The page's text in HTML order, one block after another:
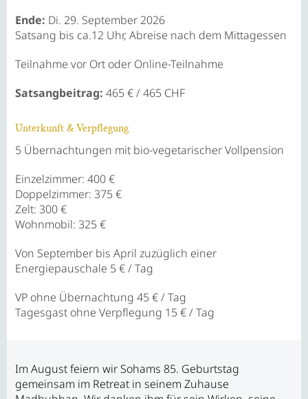
Ende: Di. 29. September 2026
Satsang bis ca.12 Uhr, Abreise nach dem Mittagessen
Teilnahme vor Ort oder Online-Teilnahme
Satsangbeitrag: 465 € / 465 CHF
Unterkunft & Verpflegung
5 Übernachtungen mit bio-vegetarischer Vollpension
Einzelzimmer: 400 €
Doppelzimmer: 375 €
Zelt: 300 €
Wohnmobil: 325 €
Von September bis April zuzüglich einer
Energiepauschale 5 € / Tag
VP ohne Übernachtung 45 € / Tag
Tagesgast ohne Verpflegung 15 € / Tag
Im August feiern wir Sohams 85. Geburtstag
gemeinsam im Retreat in seinem Zuhause